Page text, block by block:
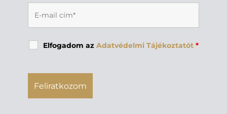
Elfogadom az Adatvédelmi Tájékoztatót *